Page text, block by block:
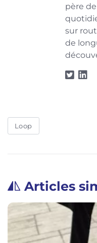
père
sur
de
Loop
Articles